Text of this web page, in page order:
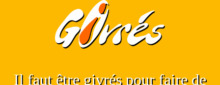
Il faut être givrés pour faire de